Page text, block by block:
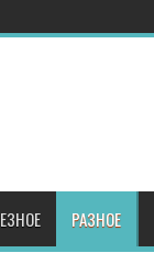
РАЗНОЕ